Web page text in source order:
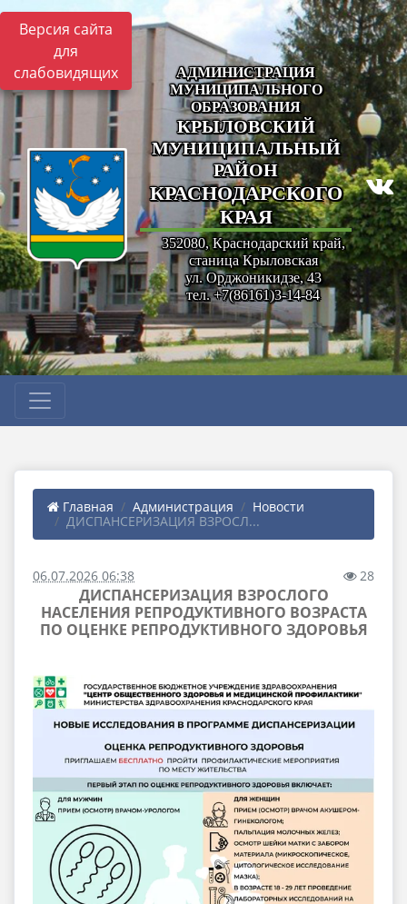
Версия сайта
для
слабовидящих
АДМИНИСТРАЦИЯ
МУНИЦИПАЛЬНОГО
ОБРАЗОВАНИЯ
КРЫЛОВСКИЙ
МУНИЦИПАЛЬНЫЙ
РАЙОН
КРАСНОДАРСКОГО
КРАЯ
352080, Краснодарский край,
станица Крыловская
ул. Орджоникидзе, 43
тел. +7(86161)3-14-84
Главная Администрация
Новости
ДИСПАНСЕРИЗАЦИЯ ВЗРОСЛ...
06.07.2026 06:38 28
ДИСПАНСЕРИЗАЦИЯ ВЗРОСЛОГО
НАСЕЛЕНИЯ РЕПРОДУКТИВНОГО ВОЗРАСТА
ПО ОЦЕНКЕ РЕПРОДУКТИВНОГО ЗДОРОВЬЯ